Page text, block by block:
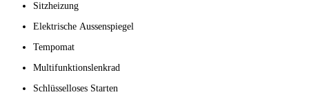
Sitzheizung
Elektrische Aussenspiegel
Tempomat
Multifunktionslenkrad
Schlüsselloses Starten